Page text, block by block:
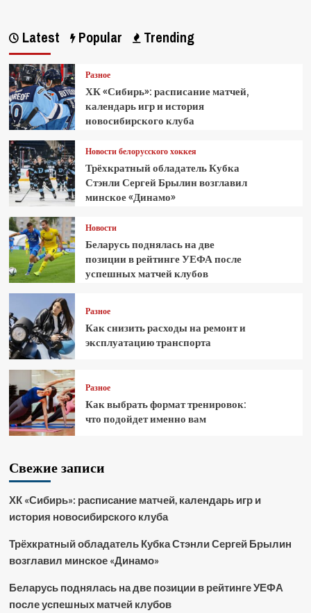
Latest Popular Trending
Разное
ХК «Сибирь»: расписание матчей,
календарь игр и история
новосибирского клуба
Новости белорусского хоккея
Трёхкратный обладатель Кубка
Стэнли Сергей Брылин возглавил
минское «Динамо»
Новости
Беларусь поднялась на две
позиции в рейтинге УЕФА после
успешных матчей клубов
Разное
Как снизить расходы на ремонт и
эксплуатацию транспорта
Разное
Как выбрать формат тренировок:
что подойдет именно вам
Свежие записи
ХК «Сибирь»: расписание матчей, календарь игр и
история новосибирского клуба
Трёхкратный обладатель Кубка Стэнли Сергей Брылин
возглавил минское «Динамо»
Беларусь поднялась на две позиции в рейтинге УЕФА
после успешных матчей клубов